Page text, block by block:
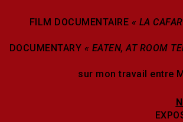
FILM DOCUMENTAIRE « LA
DOCUMENTARY « EATEN, AT ROOM
sur mon travail entre